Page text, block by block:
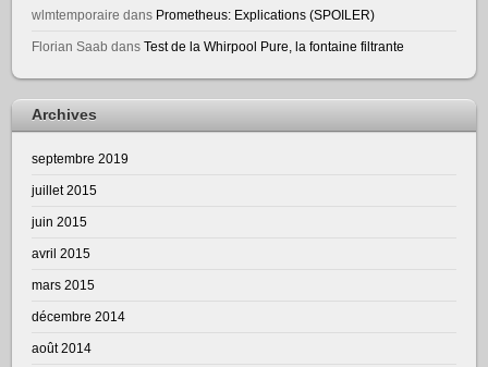
wlmtemporaire dans Prometheus: Explications (SPOILER)
Florian Saab dansTest de la Whirpool Pure, la fontaine filtrante
Archives
septembre 2019
juillet 2015
juin 2015
avril 2015
mars 2015
décembre 2014
août 2014